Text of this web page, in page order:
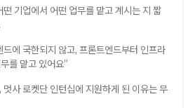
기업에서 어떤 업무를 맡고 계시는 지 짧
에 국한되지 않고, 프론트엔드부터 인프라
를 맡고 있어요”
사 로켓단 인턴십에 지원하게 된 이유는 무